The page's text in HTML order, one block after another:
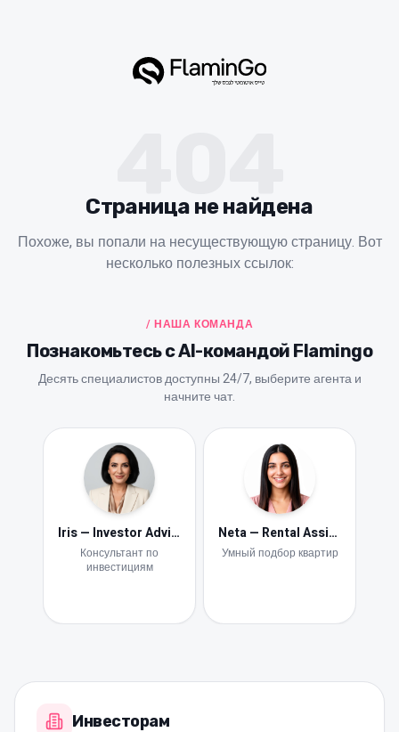
Страница не найдена
Похоже, вы попали на несуществующую страницу. Вот
несколько полезных ссылок:
/ НАША КОМАНДА
Познакомьтесь с AI-командой Flamingo
Десять специалистов доступны 24/7, выберите агента и
начните чат.
Iris — Investor Advisor
Консультант по
инвестициям
Neta — Rental Assistant
Умный подбор квартир
slide
Инвесторам